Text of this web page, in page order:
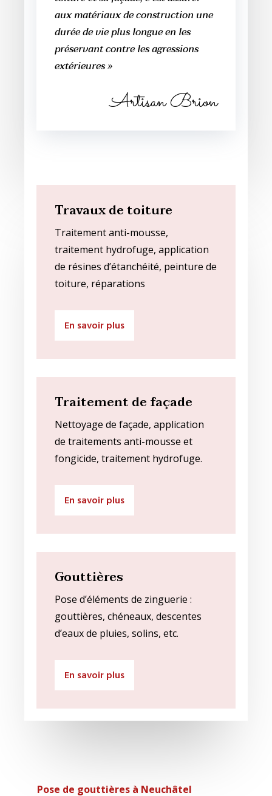
aux matériaux de construction une
durée de vie plus longue en les
préservant contre les agressions
extérieures »
Artisan Brion
Travaux de toiture
Traitement anti-mousse,
traitement hydrofuge, application
de résines d’étanchéité, peinture de
toiture, réparations
En savoir plus
Traitement de façade
Nettoyage de façade, application
de traitements anti-mousse et
fongicide, traitement hydrofuge.
En savoir plus
Gouttières
Pose d’éléments de zinguerie :
gouttières, chéneaux, descentes
d’eaux de pluies, solins, etc.
En savoir plus
Pose de gouttières à Neuchâtel